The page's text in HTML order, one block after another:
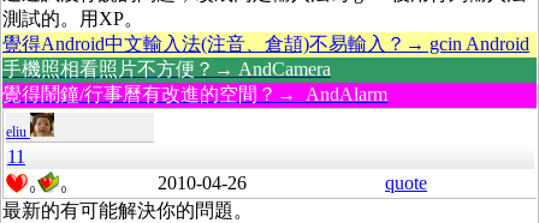
測試的。用XP。
覺得Android中文輸入法(注音、倉頡)不易輸入？→ gcin Android
手機照相看照片不方便？→ AndCamera
覺得鬧鐘/行事曆有改進的空間？→ AndAlarm
eliu
11
0 0 2010-04-26
quote
最新的有可能解決你的問題。